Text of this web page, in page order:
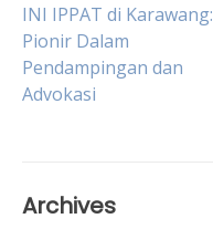
Post
navigation
INI IPPAT di Karawang:
Pionir Dalam
Pendampingan dan
Advokasi
Archives